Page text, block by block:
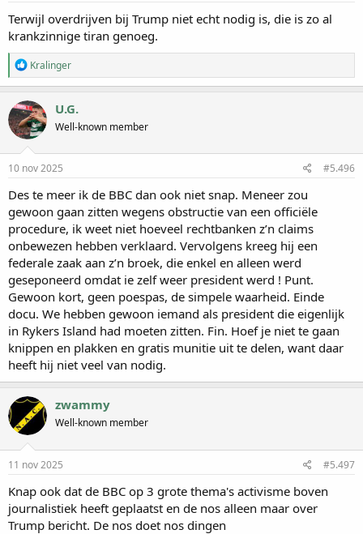
Terwijl overdrijven bij Trump niet echt nodig is, die is zo al
krankzinnige tiran genoeg.
W
a
a
r
d
e
r
i
n
e
:
Kralinger
U.G.
Well-known member
10 nov 2025 #5.496
Des te meer ik de BBC dan ook niet snap. Meneer zou
gewoon gaan zitten wegens obstructie van een officiële
procedure, ik weet niet hoeveel rechtbanken z’n claims
onbewezen hebben verklaard. Vervolgens kreeg hij een
federale zaak aan z’n broek, die enkel en alleen werd
geseponeerd omdat ie zelf weer president werd ! Punt.
Gewoon kort, geen poespas, de simpele waarheid. Einde
docu. We hebben gewoon iemand als president die eigenlijk
in Rykers Island had moeten zitten. Fin. Hoef je niet te gaan
knippen en plakken en gratis munitie uit te delen, want daar
heeft hij niet veel van nodig.
zwammy
Well-known member
11 nov 2025 #5.497
Knap ook dat de BBC op 3 grote thema's activisme boven
journalistiek heeft geplaatst en de nos alleen maar over
Trump bericht. De nos doet nos dingen